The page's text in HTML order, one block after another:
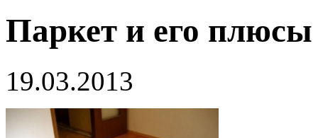
Паркет и его плюсы
19.03.2013